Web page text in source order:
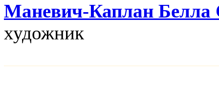
Маневич-Каплан Белла
художник